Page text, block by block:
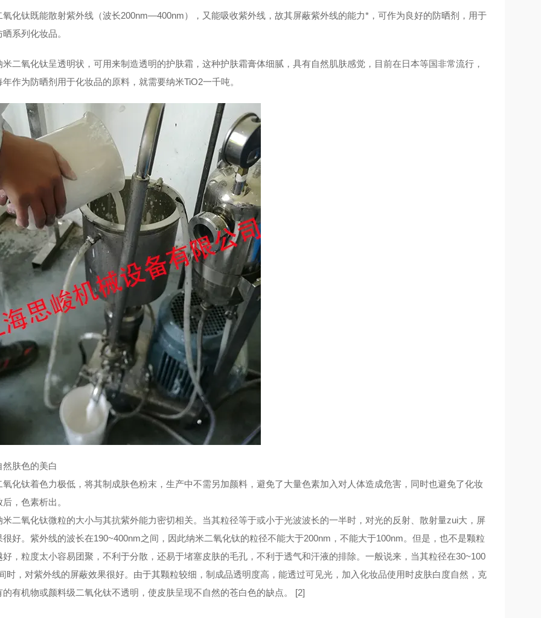
氧化钛既能散射紫外线（波长200nm—400nm），又能吸收紫外线，故其屏蔽紫外线的能力*，可作为良好的防晒剂，用于
系列化妆品。
米二氧化钛呈透明状，可用来制造透明的护肤霜，这种护肤霜膏体细腻，具有自然肌肤感觉，目前在日本等国非常流行，
年作为防晒剂用于化妆品的原料，就需要纳米TiO2一千吨。
然肤色的美白
钛着色力极低，将其制成肤色粉末，生产中不需另加颜料，避免了大量色素加入对人体造成危害，同时也避免了化妆
，色素析出。
氧化钛微粒的大小与其抗紫外能力密切相关。当其粒径等于或小于光波波长的一半时，对光的反射、散射量zui大，屏
很好。紫外线的波长在190~400nm之间，因此纳米二氧化钛的粒径不能大于200nm，不能大于100nm。但是，也不是颗粒
好，粒度太小容易团聚，不利于分散，还易于堵塞皮肤的毛孔，不利于透气和汗液的排除。一般说来，当其粒径在30~100
时，对紫外线的屏蔽效果很好。由于其颗粒较细，制成品透明度高，能透过可见光，加入化妆品使用时皮肤白度自然，克
的有机物或颜料级二氧化钛不透明，使皮肤呈现不自然的苍白色的缺点。 [2]